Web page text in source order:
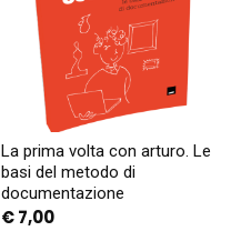
La prima volta con arturo. Le
basi del metodo di
documentazione
€7,00